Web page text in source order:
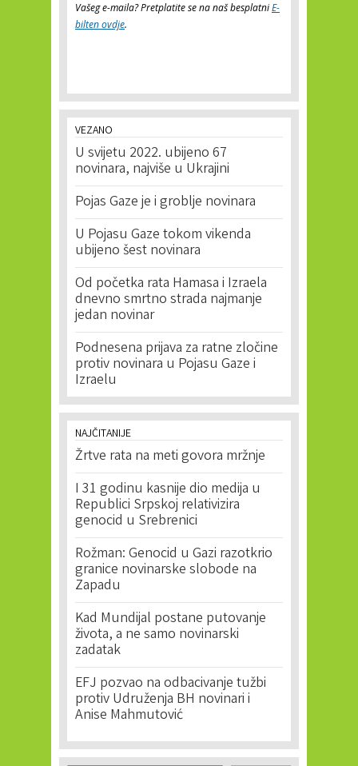
Vašeg e-maila? Pretplatite se na naš besplatniE-
bilten ovdje.
VEZANO
U svijetu 2022. ubijeno 67
novinara, najviše u Ukrajini
Pojas Gaze je i groblje novinara
U Pojasu Gaze tokom vikenda
ubijeno šest novinara
Od početka rata Hamasa i Izraela
dnevno smrtno strada najmanje
jedan novinar
Podnesena prijava za ratne zločine
protiv novinara u Pojasu Gaze i
Izraelu
NAJČITANIJE
Žrtve rata na meti govora mržnje
I 31 godinu kasnije dio medija u
Republici Srpskoj relativizira
genocid u Srebrenici
Rožman: Genocid u Gazi razotkrio
granice novinarske slobode na
Zapadu
Kad Mundijal postane putovanje
života, a ne samo novinarski
zadatak
EFJ pozvao na odbacivanje tužbi
protiv Udruženja BH novinari i
Anise Mahmutović